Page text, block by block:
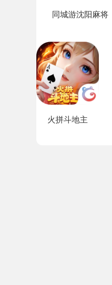
同城游沈阳麻将
火拼斗地主